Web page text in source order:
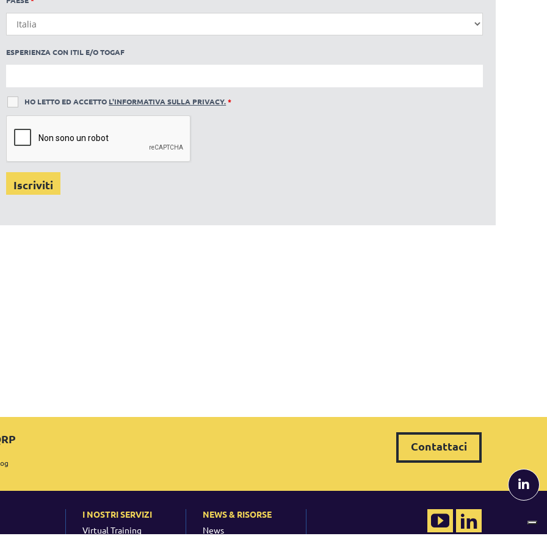
ESPERIENZA CON ITIL E/O TOGAF
HO LETTO ED ACCETTO L'INFORMATIVA SULLA PRIVACY. *
Contattaci
I NOSTRI SERVIZI
Virtual Training
NEWS & RISORSE
News